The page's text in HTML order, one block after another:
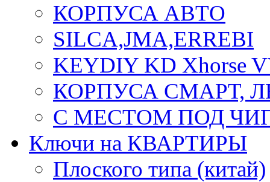
КОРПУСА АВТО
SILCA,JMA,ERREBI
KEYDIY KD Xhorse
КОРПУСА СМАРТ,
С МЕСТОМ ПОД
Ключи на КВАРТИРЫ
Плоского типа (китай)